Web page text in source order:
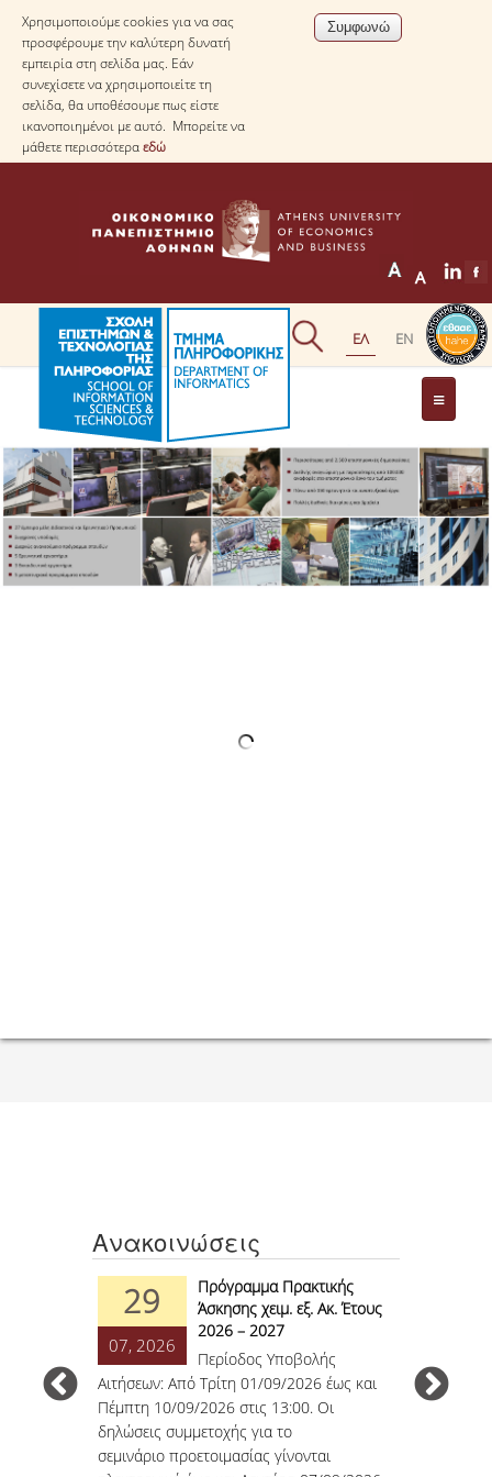
Χρησιμοποιούμε cookies για να σας
προσφέρουμε την καλύτερη δυνατή
εμπειρία στη σελίδα μας. Εάν
συνεχίσετε να χρησιμοποιείτε τη
σελίδα, θα υποθέσουμε πως είστε
ικανοποιημένοι με αυτό. Μπορείτε να
μάθετε περισσότεραεδώ
ΤΟ ΤΜΗΜΑ
ΜΕ ΜΙΑ ΜΑΤΙΑ
ΑΠΟΣΤΟΛΗ ΤΟΥ ΤΜΗΜΑΤΟΣ
ΔΙΟΙΚΗΣΗ ΤΟΥ ΤΜΗΜΑΤΟΣ
ΟΔΗΓΟΣ ΣΠΟΥΔΩΝ
ΜΑΘΗΜΑΤΑ
ΜΑΘΗΜΑΤΑ ΠΡΟΓΡΑΜΜΑΤΟΣ ΣΠΟΥΔΩΝ
ΜΑΘΗΜΑΤΑ ΕΛΕΥΘΕΡΗΣ ΕΠΙΛΟΓΗΣ
ΕΚΠΑΙΔΕΥΤΙΚΑ ΕΡΓΑΣΤΗΡΙΑ
Ανακοινώσεις
11 Μάϊου
23:59....
29
07, 2026
Πρόγραμμα Πρακτικής
Άσκησης χειμ. εξ. Ακ. Έτους
2026 – 2027
Περίοδος Υποβολής
Αιτήσεων: Από Τρίτη 01/09/2026 έως και
Πέμπτη 10/09/2026 στις 13:00. Οι
δηλώσεις συμμετοχής για το
σεμινάριο προετοιμασίας γίνονται
3695/22-7-